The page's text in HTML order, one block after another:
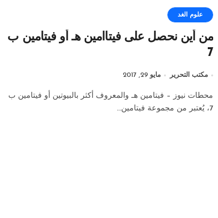
علوم الغد
من أين نحصل على فيتاامين هـ أو فيتامين ب
7
مكتب التحرير مايو 29, 2017
محطات نيوز – فيتامين هـ والمعروف أكثر بالبيوتين أو فيتامين ب
7، يُعتبر من مجموعة فيتامين...